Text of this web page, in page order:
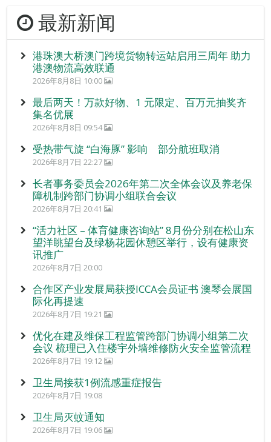
最新新闻
港珠澳大桥澳门跨境货物转运站启用三周年 助力
港澳物流高效联通
2026年8月8日 10:00
最后两天！万款好物、1 元限定、百万元抽奖齐
集名优展
2026年8月8日 09:54
受热带气旋 “白海豚” 影响 部分航班取消
2026年8月7日 22:27
长者事务委员会2026年第二次全体会议及养老保
障机制跨部门协调小组联合会议
2026年8月7日 20:41
“活力社区 – 体育健康咨询站” 8月份分别在松山东
望洋眺望台及绿杨花园休憩区举行，设有健康资
讯推广
2026年8月7日 20:00
合作区产业发展局获授ICCA会员证书 澳琴会展国
际化再提速
2026年8月7日 19:21
优化在建及维保工程监管跨部门协调小组第二次
会议 梳理已入住楼宇外墙维修防火安全监管流程
2026年8月7日 19:12
卫生局接获1例流感重症报告
2026年8月7日 19:08
卫生局灭蚊通知
2026年8月7日 19:06